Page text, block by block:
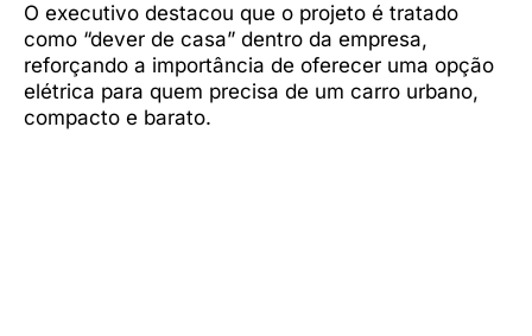
O executivo destacou que o projeto é tratado
como “dever de casa” dentro da empresa,
reforçando a importância de oferecer uma opção
elétrica para quem precisa de um carro urbano,
compacto e barato.